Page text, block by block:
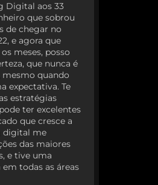
Digital aos 33
que sobrou
de chegar no
e agora que
meses, posso
que nunca é
mesmo quando
expectativa. Te
estratégias
ter excelentes
que cresce a
digital me
das maiores
e tive uma
todas as áreas